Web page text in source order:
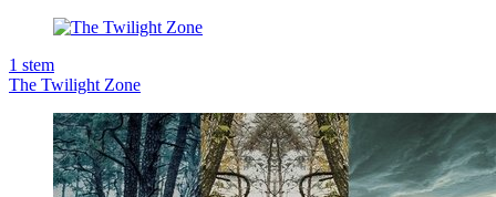
1 stem
The Twilight Zone